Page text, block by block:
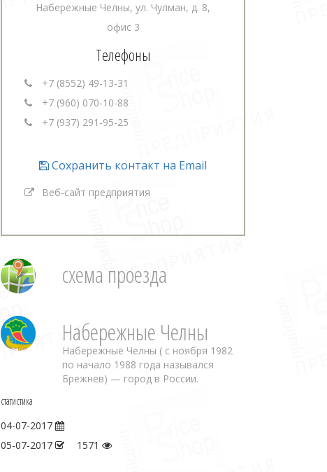
Набережные Челны, ул. Чулман, д. 8,
офис 3
Телефоны
+7 (8552) 49-13-31
+7 (960) 070-10-88
+7 (937) 291-95-25
Сохранить контакт на Email
Веб-сайт предприятия
схема проезда
Набережные Челны
Набережные Челны ( с ноября 1982
по начало 1988 года назывался
Брежнев) — город в России.
статистика
04-07-2017
05-07-2017
1571